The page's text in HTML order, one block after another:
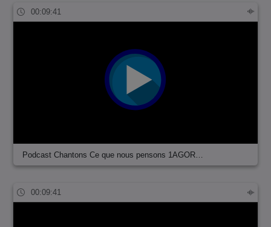
00:09:41
Podcast Chantons Ce que nous pensons 1AGOR…
00:09:41